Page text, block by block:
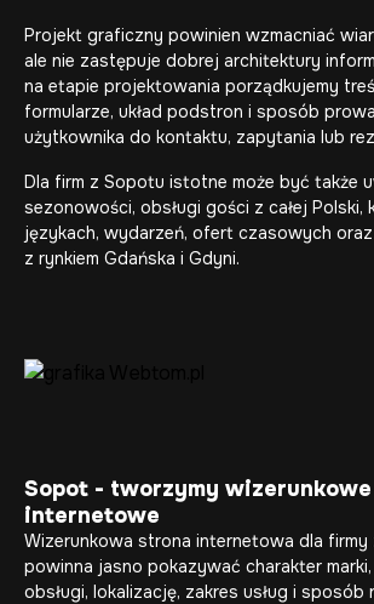
Projekt graficzny powinien wzmacniać
ale nie zastępuje dobrej architektury
na etapie projektowania porządkujemy
formularze, układ podstron i sposób
użytkownika do kontaktu, zapytania lub
Dla firm z Sopotu istotne może być także
sezonowości, obsługi gości z całej Polski,
językach, wydarzeń, ofert czasowych
z rynkiem Gdańska i Gdyni.
Sopot - tworzymy
internetowe
Wizerunkowa strona internetowa dla firmy
powinna jasno pokazywać charakter
obsługi, lokalizację, zakres usług i sposób